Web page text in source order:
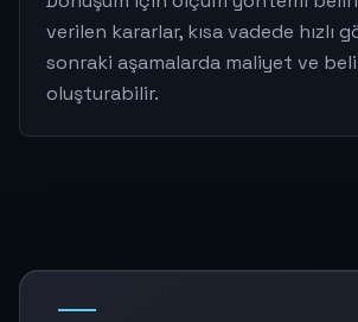
verilen kararlar, kısa vadede hızlı
sonraki aşamalarda maliyet ve
oluşturabilir.